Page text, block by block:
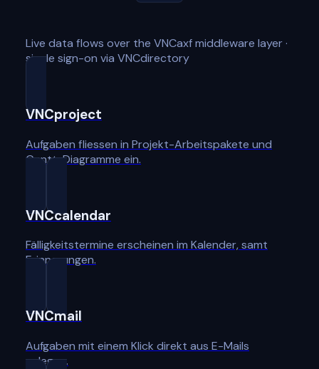
Live data flows over the VNCaxf middleware layer ·
single sign-on via VNCdirectory
VNCproject
Aufgaben fliessen in Projekt-Arbeitspakete und
Gantt-Diagramme ein.
VNCcalendar
Fälligkeitstermine erscheinen im Kalender, samt
Erinnerungen.
VNCmail
Aufgaben mit einem Klick direkt aus E-Mails
anlegen.